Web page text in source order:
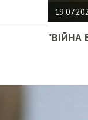
"ВІЙНА